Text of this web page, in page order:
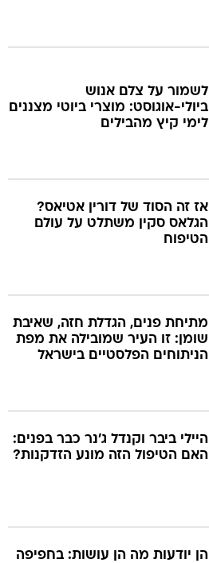
לשמור על צלם אנוש
ביולי-אוגוסט: מוצרי ביוטי מצננים
לימי קיץ מהבילים
אז זה הסוד של דורין אטיאס?
הגלאס סקין משתלט על עולם
הטיפוח
מתיחת פנים, הגדלת חזה, שאיבת
שומן: זו העיר שמובילה את מפת
הניתוחים הפלסטיים בישראל
היילי ביבר וקנדל ג'נר כבר בפנים:
האם הטיפול הזה מונע הזדקנות?
הן יודעות מה הן עושות: בחפיפה